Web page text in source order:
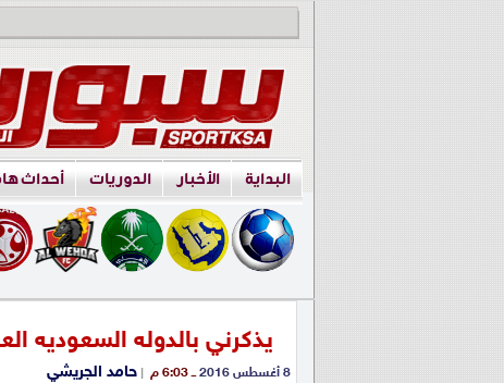
البداية الأخبار الدوريات أحداث
يذكرني بالدوله السعوديه
8 أغسطس 2016 ــ 6:03 م |حامد الجريشي